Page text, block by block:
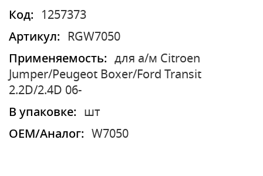
Код:
1257373
Артикул:
RGW7050
Применяемость:
для а/м Citroen
Jumper/Peugeot Boxer/Ford Transit
2.2D/2.4D 06-
В упаковке:
шт
OEM/Аналог:
W7050